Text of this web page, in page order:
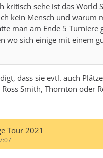
kritisch sehe ist das
kein Mensch und warum
man am Ende 5
wo sich einige mit einem
dass sie evtl. auch
Smith, Thornton oder
Tour 2021